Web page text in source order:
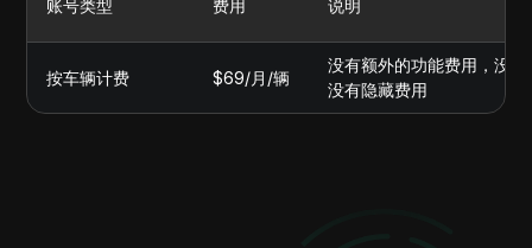
账号类型 费用 说明
按车辆计费 $69/月/辆
没有额外的功能费用，没
没有隐藏费用